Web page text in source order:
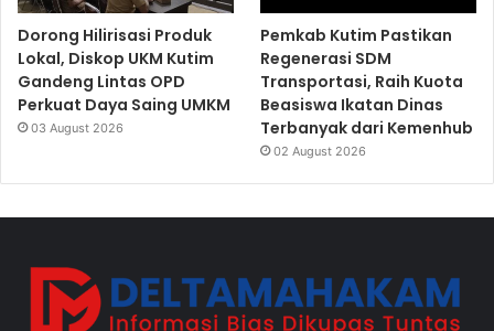
Dorong Hilirisasi Produk
Lokal, Diskop UKM Kutim
Gandeng Lintas OPD
Perkuat Daya Saing UMKM
03 August 2026
Pemkab Kutim Pastikan
Regenerasi SDM
Transportasi, Raih Kuota
Beasiswa Ikatan Dinas
Terbanyak dari Kemenhub
02 August 2026